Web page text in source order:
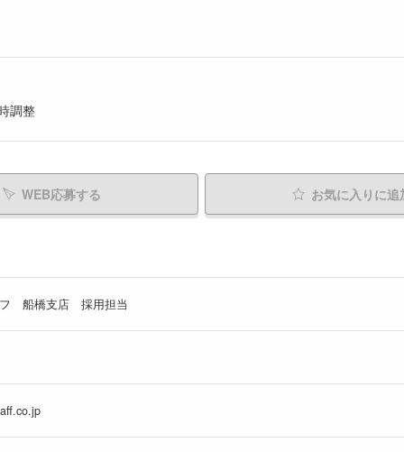
調整
WEB応募する お気に入り に追
フ 船橋支店 採用担当